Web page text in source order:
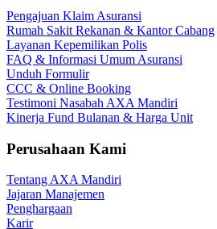
Pengajuan Klaim Asuransi
Rumah Sakit Rekanan & Kantor Cabang
Layanan Kepemilikan Polis
FAQ & Informasi Umum Asuransi
Unduh Formulir
CCC & Online Booking
Testimoni Nasabah AXA Mandiri
Kinerja Fund Bulanan & Harga Unit
Perusahaan Kami
Tentang AXA Mandiri
Jajaran Manajemen
Penghargaan
Karir